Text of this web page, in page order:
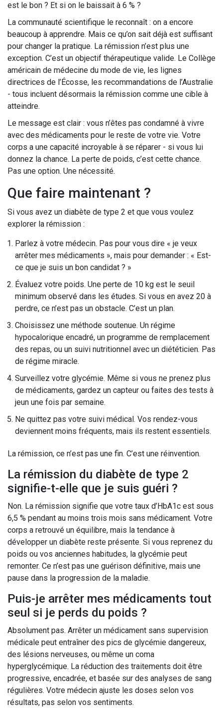
est le bon ? Et si on le baissait à 6 % ?
La communauté scientifique le reconnaît : on a encore
beaucoup à apprendre. Mais ce qu’on sait déjà est suffisant
pour changer la pratique. La rémission n’est plus une
exception. C’est un objectif thérapeutique valide. Le Collège
américain de médecine du mode de vie, les lignes
directrices de l’Écosse, les recommandations de l’Australie
- tous incluent désormais la rémission comme une cible à
atteindre.
Le message est clair : vous n’êtes pas condamné à vivre
avec des médicaments pour le reste de votre vie. Votre
corps a une capacité incroyable à se réparer - si vous lui
donnez la chance. La perte de poids, c’est cette chance.
Pas une option. Une nécessité.
Que faire maintenant ?
Si vous avez un diabète de type 2 et que vous voulez
explorer la rémission :
Parlez à votre médecin. Pas pour vous dire « je veux
arrêter mes médicaments », mais pour demander : « Est-
ce que je suis un bon candidat ? »
Évaluez votre poids. Une perte de 10 kg est le seuil
minimum observé dans les études. Si vous en avez 20 à
perdre, ce n’est pas un obstacle. C’est un plan.
Choisissez une méthode soutenue. Un régime
hypocalorique encadré, un programme de remplacement
des repas, ou un suivi nutritionnel avec un diététicien. Pas
de régime miracle.
Surveillez votre glycémie. Même si vous ne prenez plus
de médicaments, gardez un capteur ou faites des tests à
jeun une fois par semaine.
Ne quittez pas votre suivi médical. Vos rendez-vous
deviennent moins fréquents, mais ils restent essentiels.
La rémission, ce n’est pas une fin. C’est une réinvention.
La rémission du diabète de type 2
signifie-t-elle que je suis guéri ?
Non. La rémission signifie que votre taux d’HbA1c est sous
6,5 % pendant au moins trois mois sans médicament. Votre
corps a retrouvé un équilibre, mais la tendance à
développer un diabète reste présente. Si vous reprenez du
poids ou vos anciennes habitudes, la glycémie peut
remonter. Ce n’est pas une guérison définitive, mais une
pause dans la progression de la maladie.
Puis-je arrêter mes médicaments tout
seul si je perds du poids ?
Absolument pas. Arrêter un médicament sans supervision
médicale peut entraîner des pics de glycémie dangereux,
des lésions nerveuses, ou même un coma
hyperglycémique. La réduction des traitements doit être
progressive, encadrée, et basée sur des analyses de sang
régulières. Votre médecin ajuste les doses selon vos
résultats, pas selon vos sentiments.